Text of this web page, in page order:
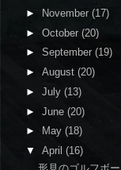
►
November (17)
► October (20)
► September (19)
► August (20)
► July (13)
► June (20)
►
May (18)
▼ April (16)
形見のゴルフボー